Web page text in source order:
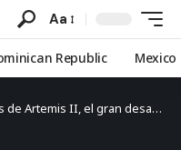
Aa
Republic Mexico
el gran desafío es cómo proporcionar energía para la vida en la luna